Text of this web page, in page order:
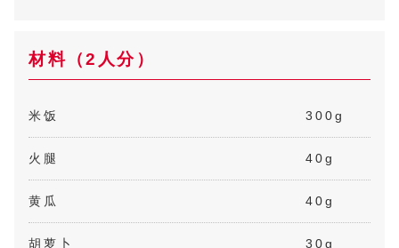
材料（2人分）
米饭 300g
火腿 40g
黄瓜 40g
胡萝卜 30g